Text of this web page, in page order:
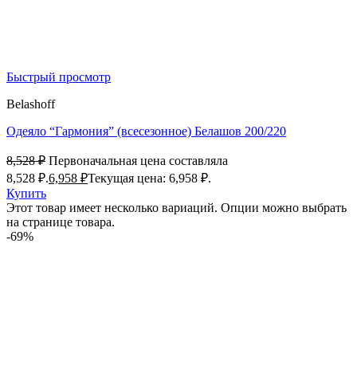
Быстрый просмотр
Belashoff
Одеяло “Гармония” (всесезонное) Белашов 200/220
8,528₽ Первоначальная цена составляла
8,528 ₽.6,958 ₽Текущая цена: 6,958 ₽.
Купить
Этот товар имеет несколько вариаций. Опции можно выбрать
на странице товара.
-69%